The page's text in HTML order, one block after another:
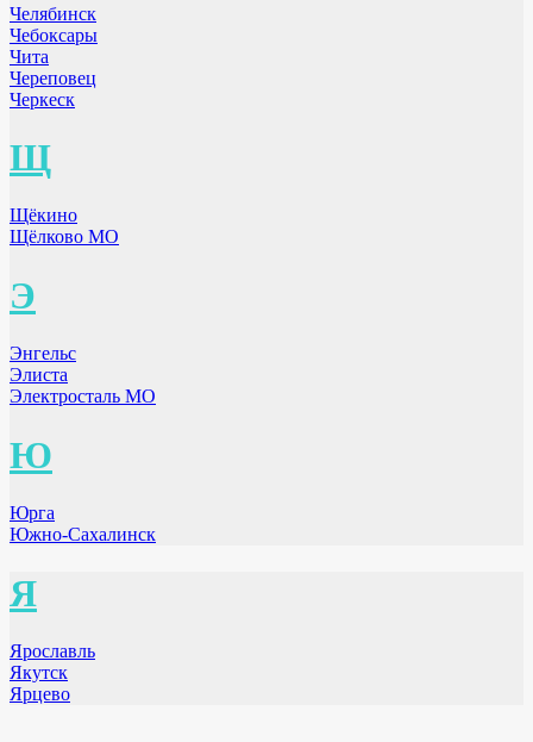
Челябинск
Чебоксары
Чита
Череповец
Черкеск
Щ
Щёкино
Щёлково МО
Э
Энгельс
Элиста
Электросталь МО
Ю
Юрга
Южно-Сахалинск
Я
Ярославль
Якутск
Ярцево